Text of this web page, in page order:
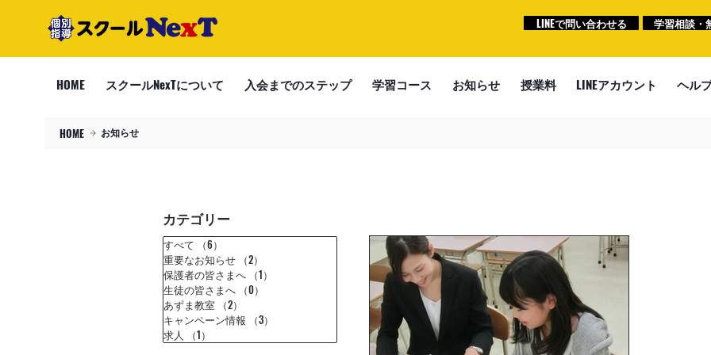
LINEで問い合わせる 学習相談・
HOME スクールNexTについて 入会までのステップ 学習コース お知らせ 授業料 LINEアカウント ヘル
HOME お知らせ
カテゴリー
すべて （6）
重要なお知らせ （2）
保護者の皆さまへ （1）
生徒の皆さまへ （0）
あずま教室 （2）
キャンペーン情報 （3）
求人
（1）